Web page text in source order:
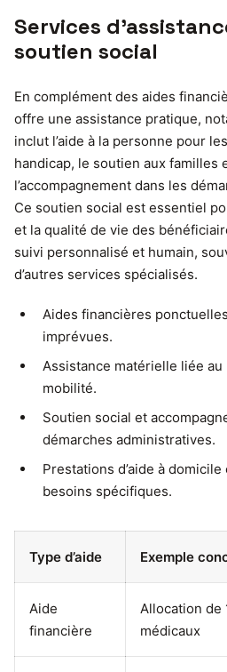
Services
soutien social
En complément des aides
offre une assistance pratique,
inclut l’aide à la personne pour
handicap, le soutien aux familles
l’accompagnement dans les
Ce soutien social est essentiel
et la qualité de vie des
suivi personnalisé et humain,
d’autres services spécialisés.
Aides financières
imprévues.
Assistance matérielle liée
mobilité.
Soutien social et
démarches administratives.
Prestations d’aide à
besoins spécifiques.
Type d’aide Exemple
Aide
financière
Allocation de
médicaux